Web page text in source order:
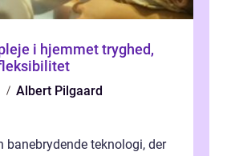
i hjemmet tryghed,
Albert Pilgaard
banebrydende teknologi, der